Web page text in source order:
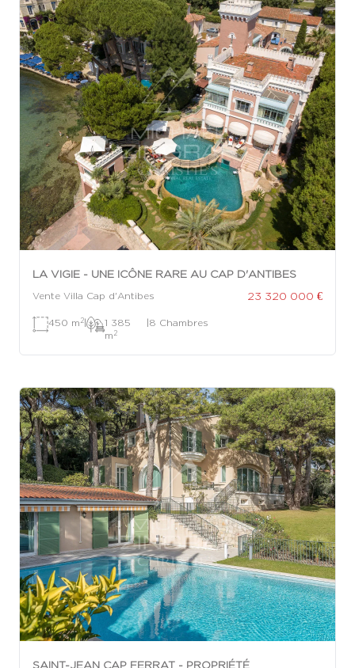
LA VIGIE - UNE ICÔNE RARE AU CAP D'ANTIBES
Vente Villa Cap d'Antibes 23 320 000 €
450 m 2|
1 385
m 2
|8 Chambres
SAINT-JEAN CAP FERRAT - PROPRIÉTÉ